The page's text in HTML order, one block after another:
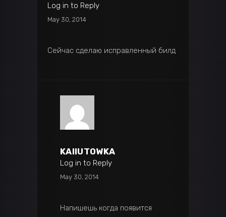
Log in to Reply
May 30, 2014
Сейчас сделаю исправленный билд
KAIIUTOWKA
Log in to Reply
May 30, 2014
Напишешь когда появится